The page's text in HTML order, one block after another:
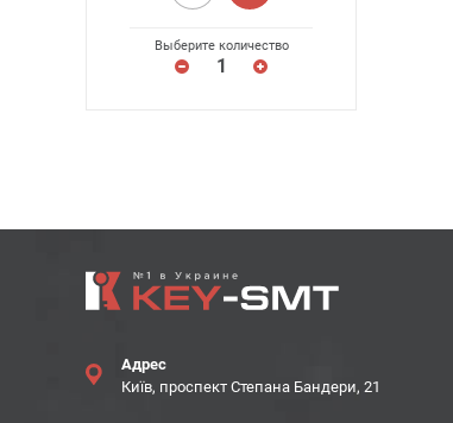
Выберите количество
Адрес
Київ, проспект Степана Бандери, 21